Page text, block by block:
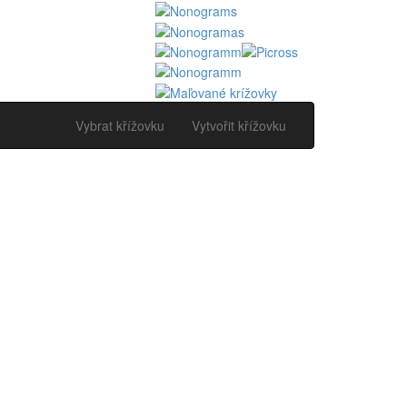
Vybrat křížovku Vytvořit křížovku